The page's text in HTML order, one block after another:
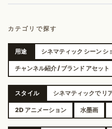
カテゴリで探す
用途 シネマティック シーン シ
チャンネル紹介 / ブランド アセット
スタイル シネマティックで リ
2D アニメーション 水墨画